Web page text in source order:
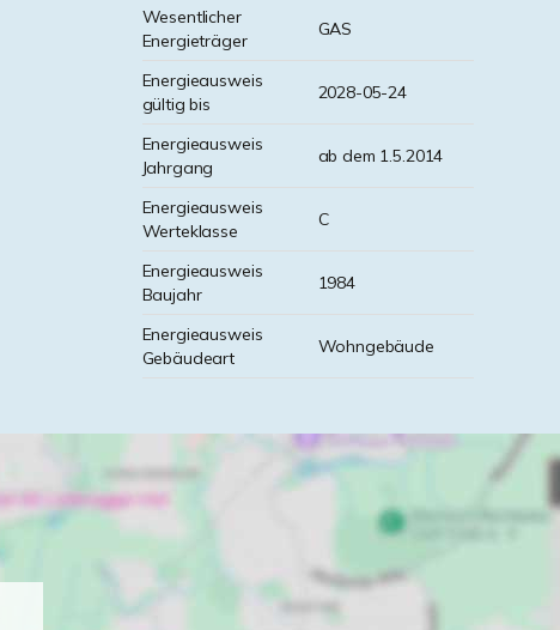
Wesentlicher
Energieträger
GAS
Energieausweis
gültig bis
2028-05-24
Energieausweis
Jahrgang
ab dem 1.5.2014
Energieausweis
Werteklasse
C
Energieausweis
Baujahr
1984
Energieausweis
Gebäudeart
Wohngebäude